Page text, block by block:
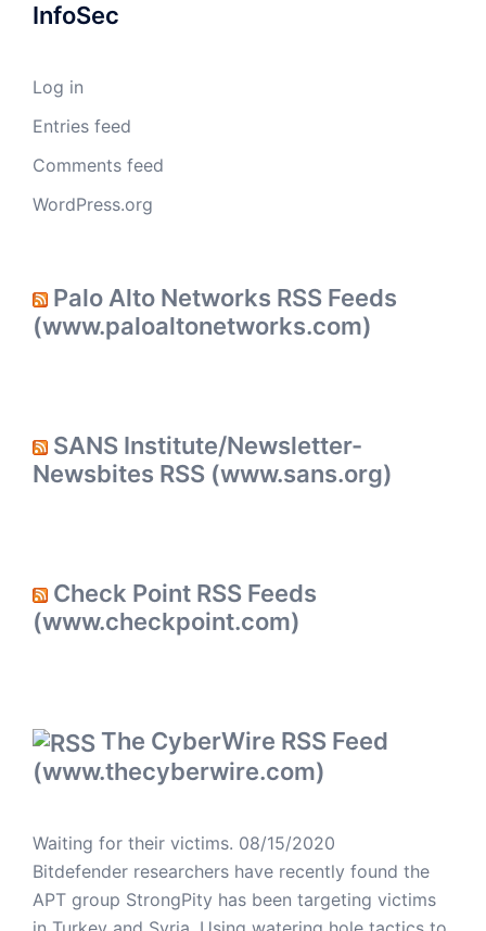
InfoSec
Log in
Entries feed
Comments feed
WordPress.org
Palo Alto Networks RSS Feeds
(www.paloaltonetworks.com)
SANS Institute/Newsletter-
Newsbites RSS (www.sans.org)
Check Point RSS Feeds
(www.checkpoint.com)
The CyberWire RSS Feed
(www.thecyberwire.com)
Waiting for their victims. 08/15/2020
Bitdefender researchers have recently found the
APT group StrongPity has been targeting victims